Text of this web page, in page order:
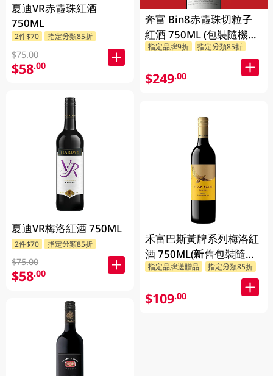
夏迪VR赤霞珠紅酒
750ML
2件$70 指定分類85折
$75.00
$58.00
夏迪VR梅洛紅酒 750ML
2件$70 指定分類85折
$75.00
$58.00
奔富 Bin8赤霞珠切粒子
紅酒 750ML (包裝隨機發
放)
指定品牌9折 指定分類85折
$249.00
禾富巴斯黃牌系列梅洛紅
酒 750ML(新舊包裝隨機
發貨)
指定品牌送贈品 指定分類85折
$109.00